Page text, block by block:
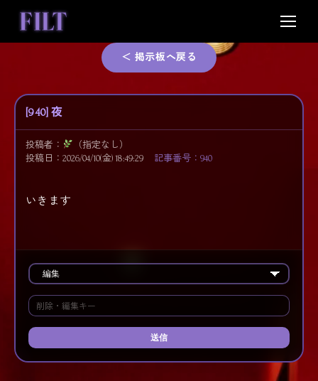
content
＜ 掲示板へ戻る
[940] 夜
投稿者：
（指定なし）
投稿日：2026/04/10(金) 18:49:29
記事番号：940
いきます
送信